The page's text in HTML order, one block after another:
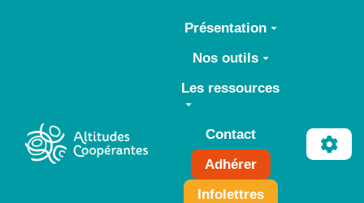
Aller au contenu principal
Présentation
Nos outils
Les ressources
Contact
Adhérer
Infolettres